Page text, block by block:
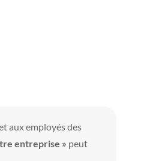
aux employés des
entreprise » peut